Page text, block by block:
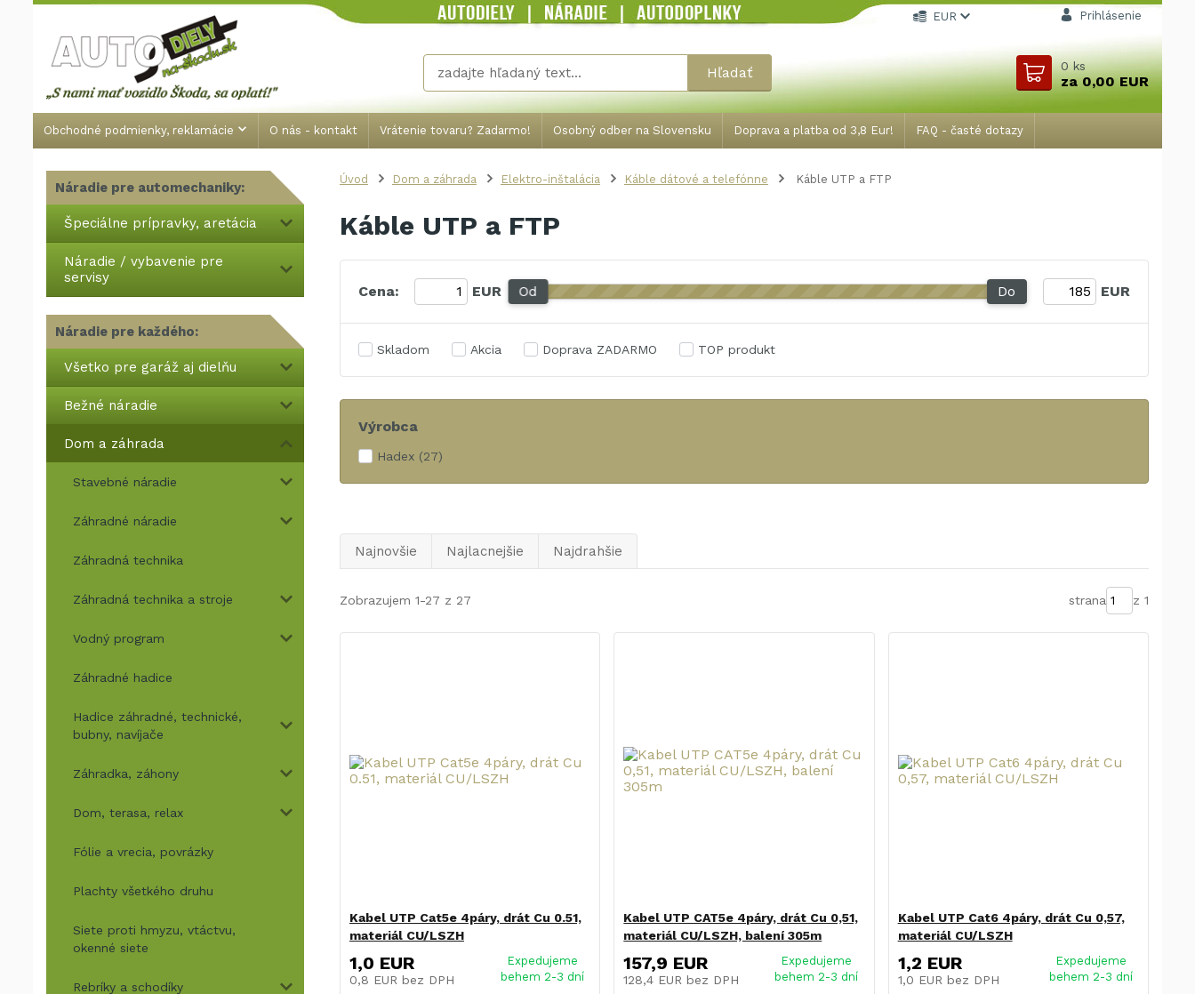
Obchodné podmienky, reklamácie O nás - kontakt Vrátenie tovaru? Zadarmo! Osobný odber na Slovensku Doprava a platba od 3,8 Eur! FAQ - časté dotazy
EUR Prihlásenie
Hľadať 0ks
za0,00 EUR
Náradie pre automechaniky:
Špeciálne prípravky, aretácia
Náradie / vybavenie pre
servisy
Náradie pre každého:
Všetko pre garáž aj dielňu
Bežné náradie
Dom a záhrada
Stavebné náradie
Záhradné náradie
Záhradná technika
Záhradná technika a stroje
Vodný program
Záhradné hadice
Hadice záhradné, technické,
bubny, navíjače
Záhradka, záhony
Dom, terasa, relax
Fólie a vrecia, povrázky
Plachty všetkého druhu
Siete proti hmyzu, vtáctvu,
okenné siete
Rebríky a schodíky
Úvod Dom a záhrada Elektro-inštalácia Káble dátové a telefónne Káble UTP a FTP
Káble UTP a FTP
Cena: EUR Od Do EUR
Skladom Akcia Doprava ZADARMO TOP produkt
Výrobca
Hadex (27)
Najnovšie Najlacnejšie Najdrahšie
Zobrazujem 1-27 z 27 strana z 1
Kabel UTP Cat5e 4páry, drát Cu 0.51,
materiál CU/LSZH
1,0 EUR
0,8 EUR bez DPH
Expedujeme
behem 2-3 dní
Kabel UTP CAT5e 4páry, drát Cu 0,51,
materiál CU/LSZH, balení 305m
157,9 EUR
128,4 EUR bez DPH
Expedujeme
behem 2-3 dní
Kabel UTP Cat6 4páry, drát Cu 0,57,
materiál CU/LSZH
1,2 EUR
1,0 EUR bez DPH
Expedujeme
behem 2-3 dní